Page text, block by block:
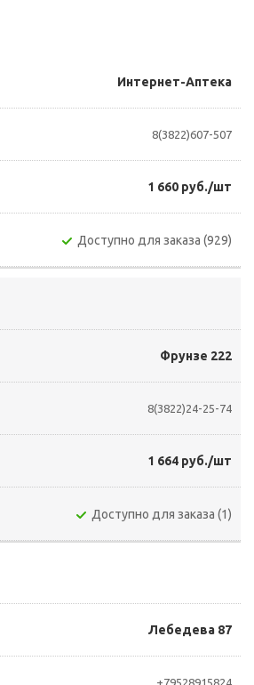
Интернет-Аптека
8(3822)607-507
1 660 руб./шт
Доступно для заказа (929)
Фрунзе 222
8(3822)24-25-74
1 664 руб./шт
Доступно для заказа (1)
Лебедева 87
+79528915824